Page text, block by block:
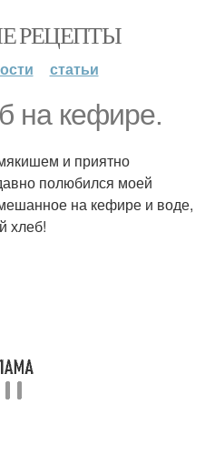
РЕЦЕПТЫ
статьи
на кефире.
и приятно
полюбился моей
на кефире и воде,
хлеб!